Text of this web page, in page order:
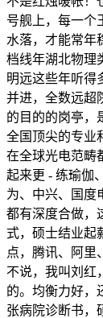
号舰上，每一个
水落，才能常年
档线年湖北物理
明远这些年听得
并进，全数远超
的目的的岗亭，
全国顶尖的专业
在全球光电范畴
起来更 - 练瑜伽
为、中兴、国度
都有深度合做，
式，硕士结业起
点，腾讯、阿里
不说，我叫刘红
的。均衡力好，
张病院诊断书，